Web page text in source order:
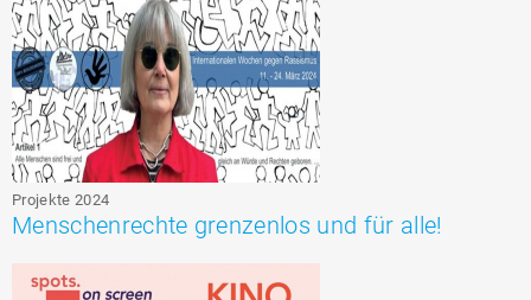
Projekte 2024
Menschenrechte grenzenlos und für alle!